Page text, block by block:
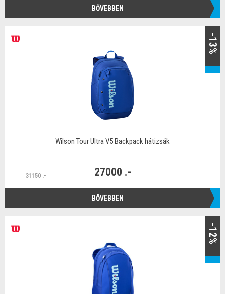
BŐVEBBEN
-13%
Wilson Tour Ultra V5 Backpack hátizsák
31150 .- 27000 .-
BŐVEBBEN
-12%